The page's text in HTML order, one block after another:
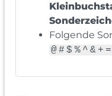
Folgende